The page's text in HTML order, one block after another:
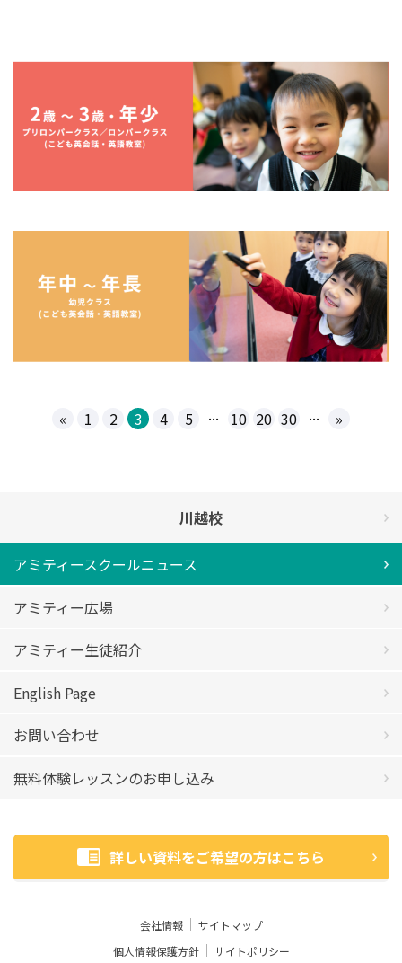
« 1 2 3 4 5 ... 10 20 30 ... »
川越校
アミティースクールニュース
アミティー広場
アミティー生徒紹介
English Page
お問い合わせ
無料体験レッスンのお申し込み
詳しい資料をご希望の方はこちら
会社情報
サイトマップ
個人情報保護方針
サイトポリシー